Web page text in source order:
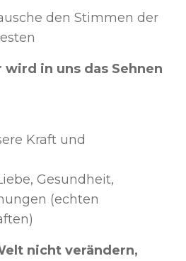
den Stimmen der
in uns das Sehnen
Kraft und
Gesundheit,
(echten
nicht verändern,